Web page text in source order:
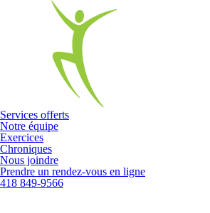
Services offerts
Notre équipe
Exercices
Chroniques
Nous joindre
Prendre un rendez-vous en ligne
418 849-9566